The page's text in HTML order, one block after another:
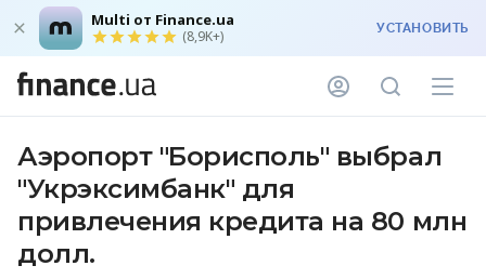
Multi от Finance.ua
(8,9K+) УСТАНОВИТЬ
Аэропорт "Борисполь" выбрал
"Укрэксимбанк" для
привлечения кредита на 80 млн
долл.